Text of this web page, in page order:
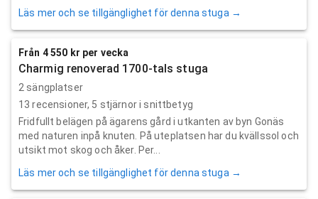
Läs mer och se tillgänglighet för denna stuga →
Från 4 550 kr per vecka
Charmig renoverad 1700-tals stuga
2 sängplatser
13 recensioner, 5 stjärnor i snittbetyg
Fridfullt belägen på ägarens gård i utkanten av byn Gonäs
med naturen inpå knuten. På uteplatsen har du kvällssol och
utsikt mot skog och åker. Per...
Läs mer och se tillgänglighet för denna stuga →